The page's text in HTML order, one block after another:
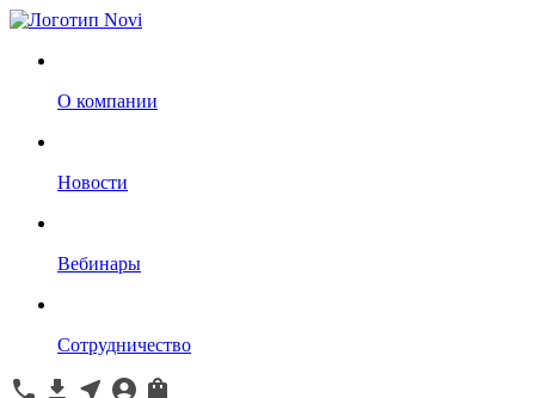
О компании
Новости
Вебинары
Сотрудничество